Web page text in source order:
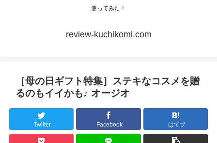
使ってみた！
review-kuchikomi.com
［母の日ギフト特集］ステキなコスメを贈
るのもイイかも♪ オージオ
Twitter Facebook はてブ